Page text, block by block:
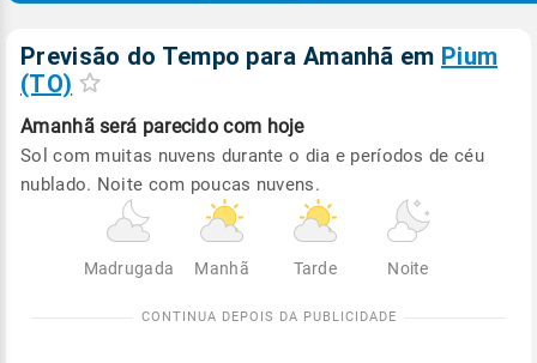
Previsão do Tempo para Amanhã em Pium
(TO)
Amanhã será parecido com hoje
Sol com muitas nuvens durante o dia e períodos de céu
nublado. Noite com poucas nuvens.
Madrugada Manhã Tarde Noite